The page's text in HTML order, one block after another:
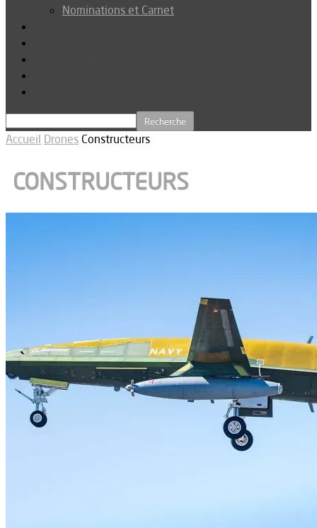
Nominations et Carnet
Accueil Drones Constructeurs
CONSTRUCTEURS